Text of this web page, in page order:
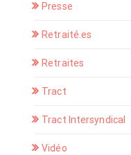
Presse
Retraité.es
Retraites
Tract
Tract Intersyndical
Vidéo